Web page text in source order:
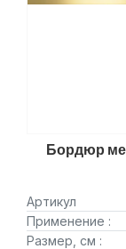
Бордюр
Артикул
Применение :
Размер, см :